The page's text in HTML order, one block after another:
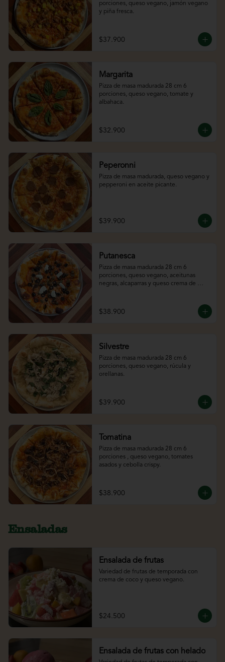
porciones, queso vegano, jamón vegano
y piña fresca.
$37.900
Margarita
Pizza de masa madurada 28 cm 6
porciones, queso vegano, tomate y
albahaca.
$32.900
Peperonni
Pizza de masa madurada, queso vegano y
pepperoni en aceite picante.
$39.900
Putanesca
Pizza de masa madurada 28 cm 6
porciones, queso vegano, aceitunas
negras, alcaparras y queso crema de
$38.900
Silvestre
Pizza de masa madurada 28 cm 6
porciones, queso vegano, rúcula y
orellanas.
$39.900
Tomatina
Pizza de masa madurada 28 cm 6
porciones , queso vegano, tomates
asados y cebolla crispy.
$38.900
Ensaladas
Ensalada de frutas
Variedad de frutas de temporada con
crema de coco y queso vegano.
$24.500
Ensalada de frutas con helado